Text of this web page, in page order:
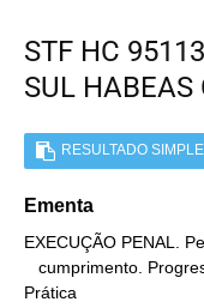
STF HC
SUL HABEAS
RESULTADO
Ementa
EXECUÇÃO PENAL.
Prática